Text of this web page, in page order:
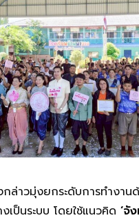
ล่าวมุ่งยกระดับการทำงาน
เป็นระบบ โดยใช้แนวคิด ‘จั